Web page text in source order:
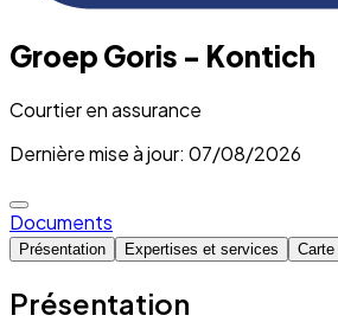
Groep Goris - Kontich
Courtier en assurance
Dernière mise à jour: 07/08/2026
Documents
Présentation Expertises et services
Présentation